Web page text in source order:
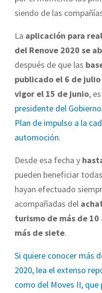
siendo de las
La aplicación para
del Renove 2020 se
después de que las
publicado el 6 de julio
vigor el 15 de junio,
presidente del
Plan de impulso a la
automoción.
Desde esa fecha y
pueden beneficiar
hayan efectuado
acompañadas del
turismo de más de
más de siete.
Si quiere conocer más
2020, lea el extenso
como del Moves II,